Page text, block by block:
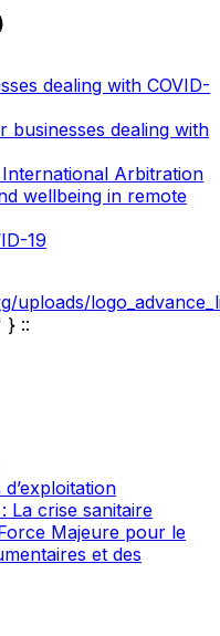
dealing with COVID-
businesses dealing with
Arbitration
wellbeing in remote
19
uploads/
} ::
La crise sanitaire
Majeure pour le
et des